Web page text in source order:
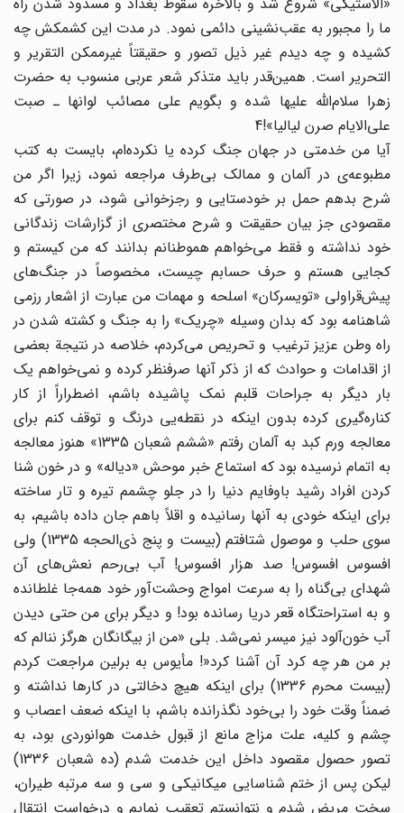
ما را مجبور به عقب‌نشینی دائمی نمود. در مدت این کشمکش چه
کشیده و چه دیدم غیر ذیل تصور و حقیقتاً غیرممکن التقریر و
التحریر است. همین‌قدر باید متذکر شعر عربی منسوب به حضرت
زهرا سلام‌الله علیها شده و بگویم علی مصائب لوانها ـ صبت
علی‌الایام صرن لیالیا»!4
آیا من خدمتی در جهان جنگ کرده یا نکرده‌ام، بایست به کتب
مطبوعه‌ی در آلمان و ممالک بی‌طرف مراجعه نمود، زیرا اگر من
شرح بدهم حمل بر خودستایی و رجزخوانی شود، در صورتی که
مقصودی جز بیان حقیقت و شرح مختصری از گزارشات زندگانی
خود نداشته و فقط می‌خواهم هموطنانم بدانند که من کیستم و
کجایی هستم و حرف حسابم چیست، مخصوصاً در جنگ‌های
پیش‌قراولی «تویسرکان» اسلحه و مهمات من عبارت از اشعار رزمی
شاهنامه بود که بدان وسیله «چریک» را به جنگ و کشته شدن در
راه وطن عزیز ترغیب و تحریص می‌کردم، خلاصه در نتیجة بعضی
از اقدامات و حوادث که از ذکر آنها صرفنظر کرده و نمی‌خواهم یک
بار دیگر به جراحات قلبم نمک پاشیده باشم، اضطراراً از کار
کناره‌گیری کرده بدون اینکه در نقطه‌یی درنگ و توقف کنم برای
معالجه ورم کبد به آلمان رفتم «ششم شعبان 1335» هنوز معالجه
به اتمام نرسیده بود که استماع خبر موحش «دیاله» و در خون شنا
کردن افراد رشید باوفایم دنیا را در جلو چشمم تیره و تار ساخته
برای اینکه خودی به آنها رسانیده و اقلاً باهم جان داده باشیم، به
سوی حلب و موصول شتافتم (بیست و پنج ذی‌الحجه 1335) ولی
افسوس افسوس! صد هزار افسوس! آب بی‌رحم نعش‌های آن
شهدای بی‌گناه را به سرعت امواج وحشت‌آور خود همه‌جا غلطانده
و به استراحتگاه قعر دریا رسانده بود! و دیگر برای من حتی دیدن
آب خون‌آلود نیز میسر نمی‌شد. بلی «من از بیگانگان هرگز ننالم که
بر من هر چه کرد آن آشنا کرد«! مأیوس به برلین مراجعت کردم
(بیست محرم 1336) برای اینکه هیچ دخالتی در کارها نداشته و
ضمناً وقت خود را بی‌خود نگذرانده باشم، با اینکه ضعف اعصاب و
چشم و کلیه، علت مزاج مانع از قبول خدمت هوانوردی بود، به
تصور حصول مقصود داخل این خدمت شدم (ده شعبان 1336)
لیکن پس از ختم شناسایی میکانیکی و سی و سه مرتبه طیران،
سخت مریض شدم و نتوانستم تعقیب نمایم و درخواست انتقال